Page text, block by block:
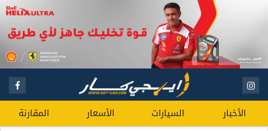
الأخبار السيارات الأسعار المقارنة